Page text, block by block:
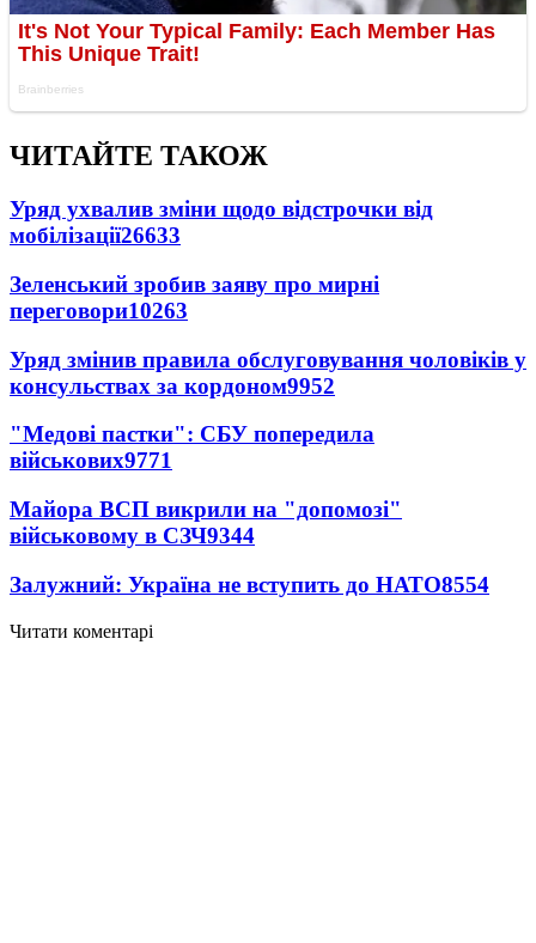
ЧИТАЙТЕ ТАКОЖ
Уряд ухвалив зміни щодо відстрочки від
мобілізації26633
Зеленський зробив заяву про мирні
переговори10263
Уряд змінив правила обслуговування чоловіків у
консульствах за кордоном9952
"Медові пастки": СБУ попередила
військових9771
Майора ВСП викрили на "допомозі"
військовому в СЗЧ9344
Залужний: Україна не вступить до НАТО8554
Читати коментарі